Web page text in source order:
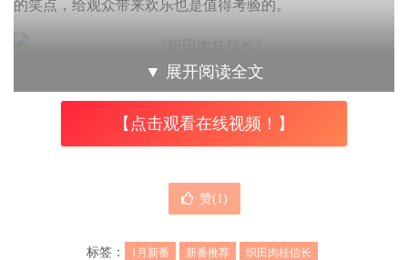
的笑点，给观众带来欢乐也是值得考验的。
从崛内贤雄担任的主角到古川登志夫、诹访部顺一、福山润
都有登场亮相，另外还有坂本真绫，不知道是不是扮演大名
番中出场。话说尽管看到这些声优界的常青树是一件很庆幸
是蛮搞笑的。
▼ 展开阅读全文
【点击观看在线视频！】
赞(1)
标签： 1月新番 新番推荐 织田肉桂信长